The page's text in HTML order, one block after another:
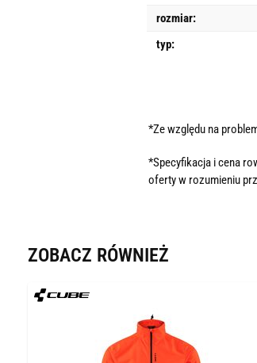
rozmiar:
typ:
*Ze względu na
*Specyfikacja i cena
oferty w rozumieniu
ZOBACZ RÓWNIEŻ